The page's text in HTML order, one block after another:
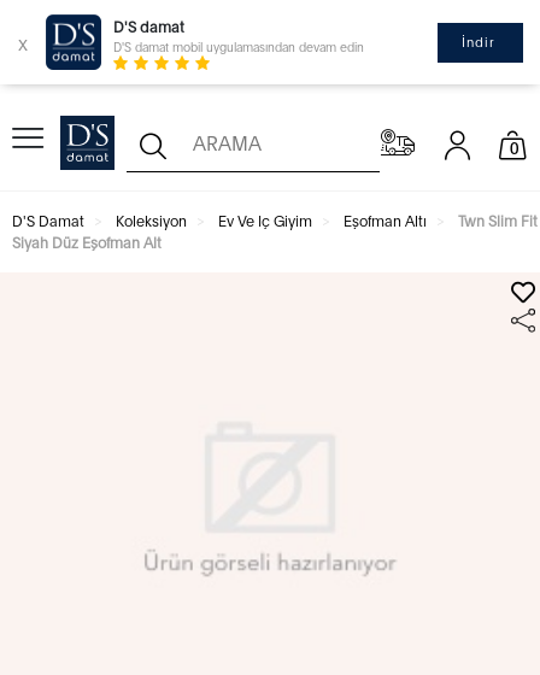
x
D'S damat
D'S damat mobil uygulamasından devam edin İndir
0
D'S Damat Koleksiyon Ev Ve Iç Giyim Eşofman Altı
Twn Slim Fit
Siyah Düz Eşofman Alt